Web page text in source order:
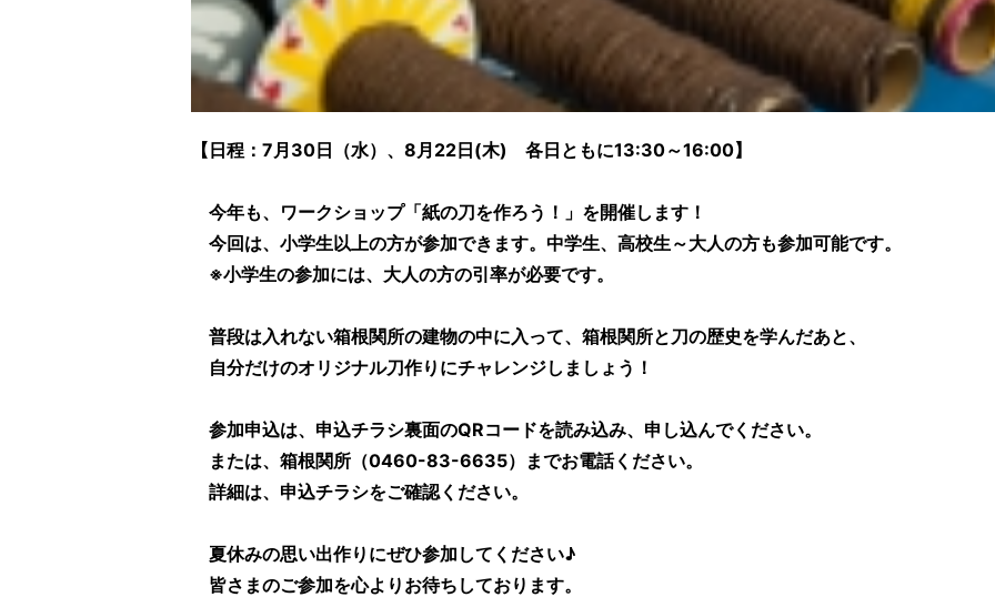
【日程：7月30日（水）、8月22日(木) 各日ともに13:30～16:00】
今年も、ワークショップ「紙の刀を作ろう！」を開催します！
今回は、小学生以上の方が参加できます。中学生、高校生～大人の方も参加可能です。
※小学生の参加には、大人の方の引率が必要です。
普段は入れない箱根関所の建物の中に入って、箱根関所と刀の歴史を学んだあと、
自分だけのオリジナル刀作りにチャレンジしましょう！
参加申込は、申込チラシ裏面のQRコードを読み込み、申し込んでください。
または、箱根関所（0460-83-6635）までお電話ください。
詳細は、申込チラシをご確認ください。
夏休みの思い出作りにぜひ参加してください♪
皆さまのご参加を心よりお待ちしております。